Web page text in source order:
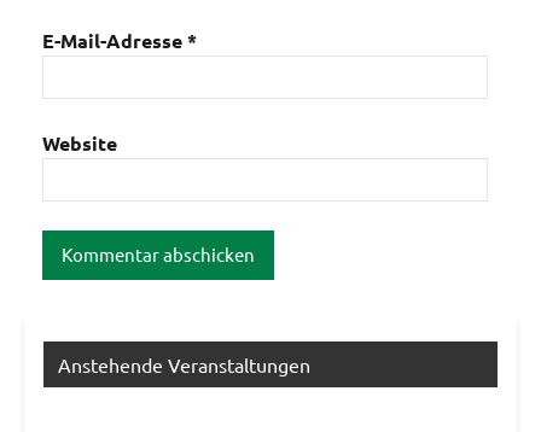
E-Mail-Adresse*
Website
Anstehende Veranstaltungen